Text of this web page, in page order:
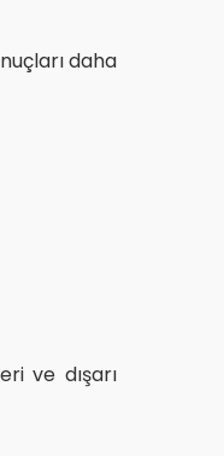
daha
ve dışarı